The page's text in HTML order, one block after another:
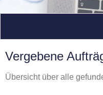
Vergebene
Übersicht über alle